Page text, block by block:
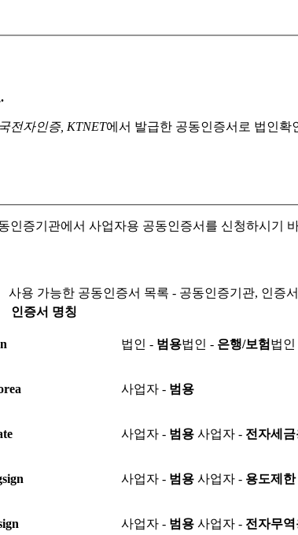
전자인증, KTNET에서 발급한 공동인증서로 법인확
인증기관에서 사업자용 공동인증서를 신청하시기
사용 가능한 공동인증서 목록 - 공동인증기관, 인증
인증서 명칭
법인 - 범용법인 - 은행/보험 법인
사업자 - 범용
사업자 - 범용 사업자 - 전자세금
사업자 - 범용 사업자 - 용도제한
사업자 - 범용 사업자 - 전자무역